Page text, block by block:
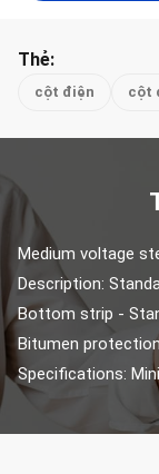
Thẻ:
cột điện cột
Medium voltage
Description:
Bottom strip -
Bitumen
Specifications: